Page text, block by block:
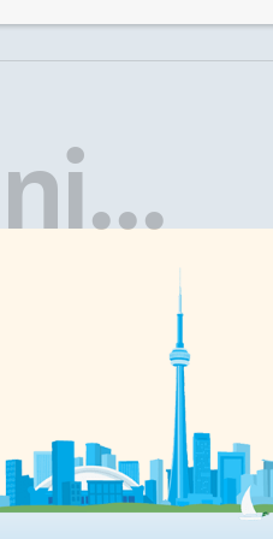
– début du nouvel an
anniversaire de la
des Oscars. 7 avril –
anniversaire de l’assassinat
député fédéral D’Arcy McGee à
18 avril – 10e anniversaire